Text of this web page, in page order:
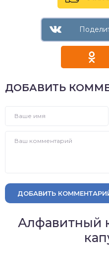
ДОБАВИТЬ
ДОБАВИТЬ
Алфавитный